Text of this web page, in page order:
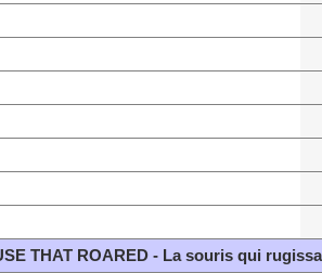
THAT ROARED - La souris qui